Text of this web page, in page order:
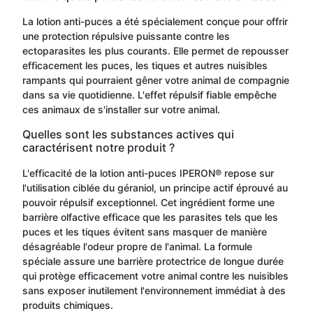
La lotion anti-puces a été spécialement conçue pour offrir
une protection répulsive puissante contre les
ectoparasites les plus courants. Elle permet de repousser
efficacement les puces, les tiques et autres nuisibles
rampants qui pourraient gêner votre animal de compagnie
dans sa vie quotidienne. L'effet répulsif fiable empêche
ces animaux de s'installer sur votre animal.
Quelles sont les substances actives qui
caractérisent notre produit ?
L'efficacité de la lotion anti-puces IPERON® repose sur
l'utilisation ciblée du géraniol, un principe actif éprouvé au
pouvoir répulsif exceptionnel. Cet ingrédient forme une
barrière olfactive efficace que les parasites tels que les
puces et les tiques évitent sans masquer de manière
désagréable l'odeur propre de l'animal. La formule
spéciale assure une barrière protectrice de longue durée
qui protège efficacement votre animal contre les nuisibles
sans exposer inutilement l'environnement immédiat à des
produits chimiques.